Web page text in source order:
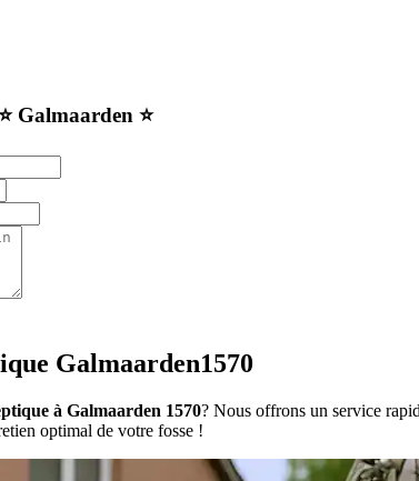
Galmaarden ⭐️
Galmaarden1570
à Galmaarden 1570? Nous offrons un service
optimal de votre fosse !